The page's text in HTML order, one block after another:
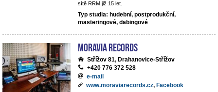
sítě RRM již 15 let.
Typ studia: hudební, postprodukční,
masteringové, dabingové
Moravia Records
Střížov 81, Drahanovice-Střížov
+420 776 372 528
e-mail
www.moraviarecords.cz, Facebook